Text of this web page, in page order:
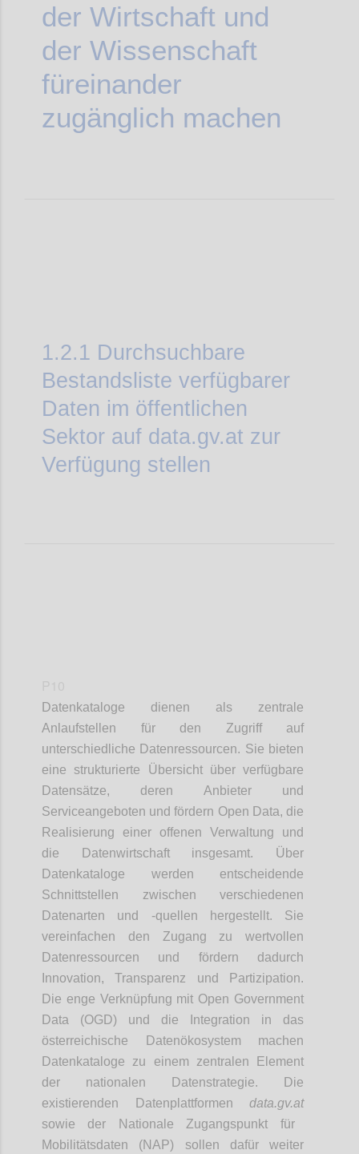
der Wirtschaft und
der Wissenschaft
füreinander
zugänglich machen
1.2.1 Durchsuchbare
Bestandsliste verfügbarer
Daten im öffentlichen
Sektor auf data.gv.at zur
Verfügung stellen
Datenkataloge dienen als zentrale
Anlaufstellen für den Zugriff auf
unterschiedliche Datenressourcen. Sie bieten
eine strukturierte Übersicht über verfügbare
Datensätze, deren Anbieter und
Serviceangeboten und fördern Open Data, die
Realisierung einer offenen Verwaltung und
die Datenwirtschaft insgesamt. Über
Datenkataloge werden entscheidende
Schnittstellen zwischen verschiedenen
Datenarten und -quellen hergestellt. Sie
vereinfachen den Zugang zu wertvollen
Datenressourcen und fördern dadurch
Innovation, Transparenz und Partizipation.
Die enge Verknüpfung mit Open Government
Data (OGD) und die Integration in das
österreichische Datenökosystem machen
Datenkataloge zu einem zentralen Element
der nationalen Datenstrategie. Die
existierenden Datenplattformen data.gv.at
sowie der Nationale Zugangspunkt für
Mobilitätsdaten (NAP) sollen dafür weiter